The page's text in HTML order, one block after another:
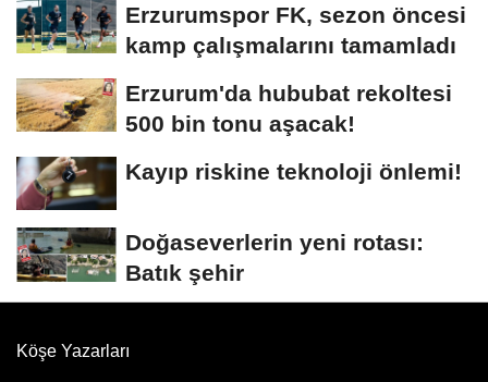
Erzurumspor FK, sezon öncesi
kamp çalışmalarını tamamladı
Erzurum'da hububat rekoltesi
500 bin tonu aşacak!
Kayıp riskine teknoloji önlemi!
Doğaseverlerin yeni rotası:
Batık şehir
Köşe Yazarları